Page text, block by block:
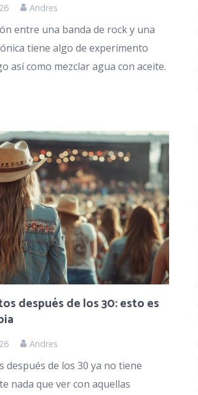
Andres
entre una banda de rock y una
tiene algo de experimento
así como mezclar agua con aceite.
después de los 30: esto es
Andres
después de los 30 ya no tiene
nada que ver con aquellas